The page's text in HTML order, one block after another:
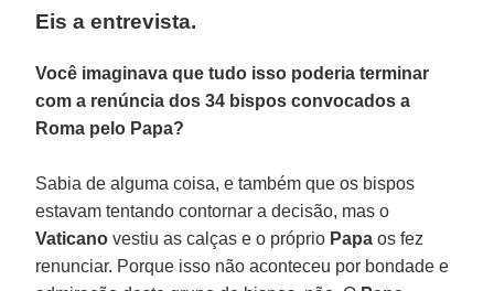
Eis a entrevista.
Você imaginava que tudo isso poderia terminar
com a renúncia dos 34 bispos convocados a
Roma pelo Papa?
Sabia de alguma coisa, e também que os bispos
estavam tentando contornar a decisão, mas o
Vaticano vestiu as calças e o próprio Papa os fez
renunciar. Porque isso não aconteceu por bondade e